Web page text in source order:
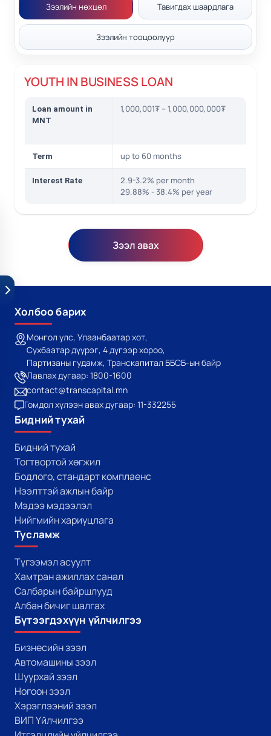
Зээлийн нөхцөл Тавигдах шаардлага
Зээлийн тооцоолуур
YOUTH IN BUSINESS LOAN
Loan amount in
MNT
1,000,001₮ – 1,000,000,000₮
Term up to 60 months
Interest Rate
2.9-3.2% per month
29.88% - 38.4% per year
Зээл авах
Холбоо барих
Монгол улс, Улаанбаатар хот,
Сүхбаатар дүүрэг, 4 дүгээр хороо,
Партизаны гудамж, Транскапитал ББСБ-ын байр
Лавлах дугаар: 1800-1600
contact@transcapital.mn
Гомдол хүлээн авах дугаар: 11-332255
Бидний тухай
Бидний тухай
Тогтвортой хөгжил
Бодлого, стандарт комплаенс
Нээлттэй ажлын байр
Мэдээ мэдээлэл
Нийгмийн хариуцлага
Тусламж
Түгээмэл асуулт
Хамтран ажиллах санал
Салбарын байршлууд
Албан бичиг шалгах
Бүтээгдэхүүн үйлчилгээ
Бизнесийн зээл
Автомашины зээл
Шуурхай зээл
Ногоон зээл
Хэрэглээний зээл
ВИП Үйлчилгээ